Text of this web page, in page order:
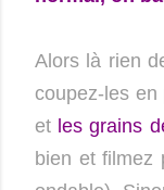
Alors là rien
coupez-les
et les grains
bien et filmez